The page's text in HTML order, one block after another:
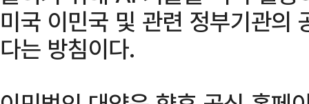
미국 이민국 및 관련 정부기관의
다는 방침이다.